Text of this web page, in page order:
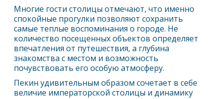
Многие гости столицы отмечают, что именно
спокойные прогулки позволяют сохранить
самые теплые воспоминания о городе. Не
количество посещенных объектов определяет
впечатления от путешествия, а глубина
знакомства с местом и возможность
почувствовать его особую атмосферу.
Пекин удивительным образом сочетает в себе
величие императорской столицы и динамику